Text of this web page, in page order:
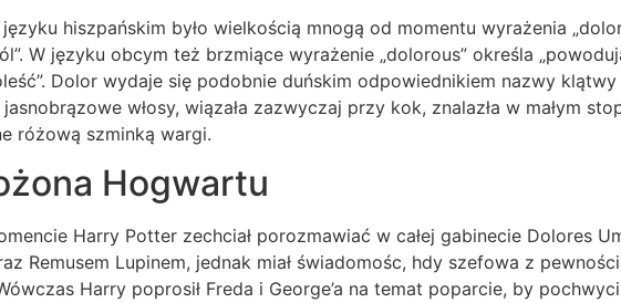
hiszpańskim było wielkością mnogą od momentu wyrażenia
W języku obcym też brzmiące wyrażenie „dolorous” określa
Dolor wydaje się podobnie duńskim odpowiednikiem nazwy klątwy
jasnobrązowe włosy, wiązała zazwyczaj przy kok, znalazła w małym
różową szminką wargi.
Hogwartu
Harry Potter zechciał porozmawiać w całej gabinecie Dolores
Remusem Lupinem, jednak miał świadomośc, hdy szefowa z
Harry poprosił Freda i George’a na temat poparcie, by